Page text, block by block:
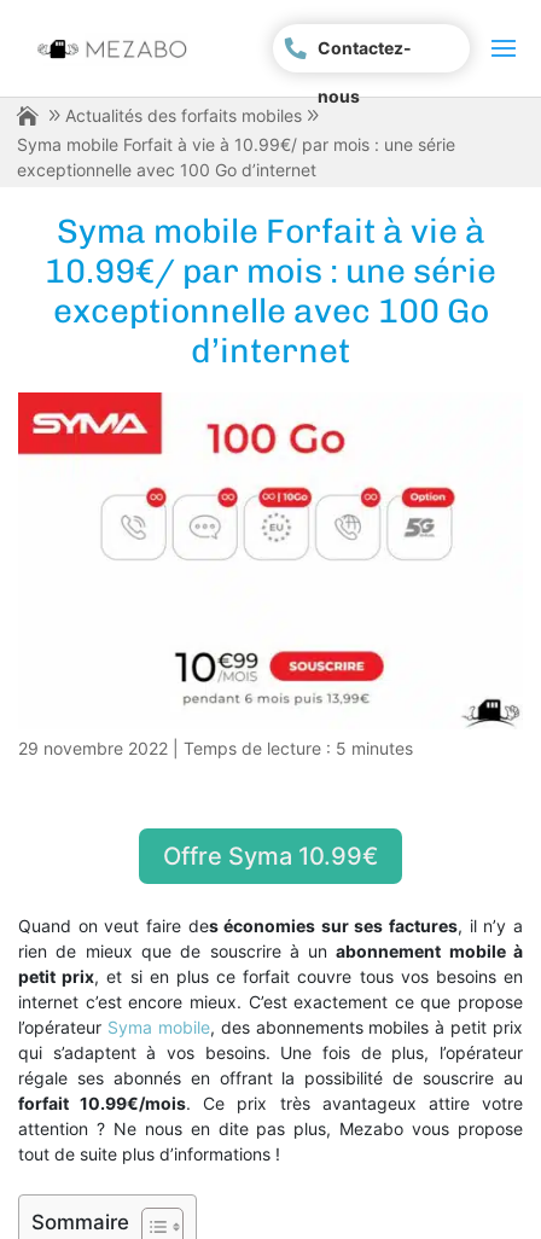
Contactez-
nous
Actualités des forfaits mobiles
Syma mobile Forfait à vie à 10.99€/ par mois : une série
exceptionnelle avec 100 Go d’internet
Syma mobile Forfait à vie à
10.99€/ par mois : une série
exceptionnelle avec 100 Go
d’internet
29 novembre 2022 Temps de lecture : 5 minutes
Offre Syma 10.99€
Quand on veut faire des économies sur ses factures, il n’y a
rien de mieux que de souscrire à unabonnement mobile à
petit prix, et si en plus ce forfait couvre tous vos besoins en
internet c’est encore mieux. C’est exactement ce que propose
l’opérateur Syma mobile, des abonnements mobiles à petit prix
qui s’adaptent à vos besoins. Une fois de plus, l’opérateur
régale ses abonnés en offrant la possibilité de souscrire au
forfait 10.99€/mois. Ce prix très avantageux attire votre
attention ? Ne nous en dite pas plus, Mezabo vous propose
tout de suite plus d’informations !
Sommaire